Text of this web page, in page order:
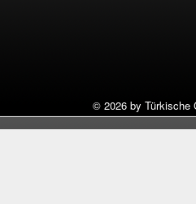
© 2026 by Türkische